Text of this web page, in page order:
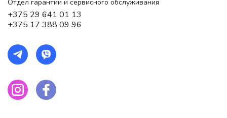
Отдел гарантии и сервисного обслуживания
+375 29 641 01 13
+375 17 388 09 96